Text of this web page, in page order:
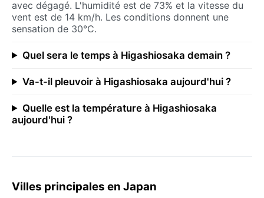
avec dégagé. L'humidité est de 73% et la vitesse du
vent est de 14 km/h. Les conditions donnent une
sensation de 30°C.
Quel sera le temps à Higashiosaka demain ?
Va-t-il pleuvoir à Higashiosaka aujourd'hui ?
Quelle est la température à Higashiosaka
aujourd'hui ?
Villes principales en Japan